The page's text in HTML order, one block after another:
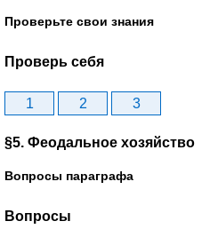
Проверьте свои знания
Проверь себя
1 2 3
§5. Феодальное хозяйство
Вопросы параграфа
Вопросы